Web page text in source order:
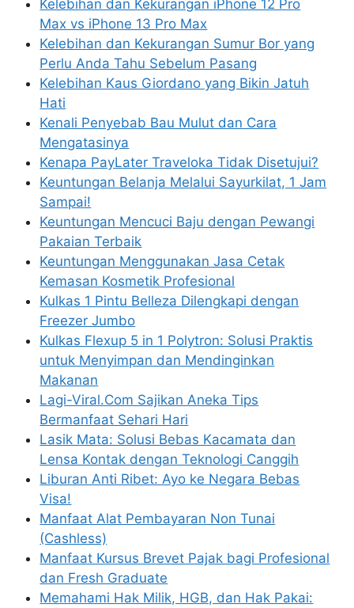
Kelebihan dan Kekurangan iPhone 12 Pro
Max vs iPhone 13 Pro Max
Kelebihan dan Kekurangan Sumur Bor yang
Perlu Anda Tahu Sebelum Pasang
Kelebihan Kaus Giordano yang Bikin Jatuh
Hati
Kenali Penyebab Bau Mulut dan Cara
Mengatasinya
Kenapa PayLater Traveloka Tidak Disetujui?
Keuntungan Belanja Melalui Sayurkilat, 1 Jam
Sampai!
Keuntungan Mencuci Baju dengan Pewangi
Pakaian Terbaik
Keuntungan Menggunakan Jasa Cetak
Kemasan Kosmetik Profesional
Kulkas 1 Pintu Belleza Dilengkapi dengan
Freezer Jumbo
Kulkas Flexup 5 in 1 Polytron: Solusi Praktis
untuk Menyimpan dan Mendinginkan
Makanan
Lagi-Viral.Com Sajikan Aneka Tips
Bermanfaat Sehari Hari
Lasik Mata: Solusi Bebas Kacamata dan
Lensa Kontak dengan Teknologi Canggih
Liburan Anti Ribet: Ayo ke Negara Bebas
Visa!
Manfaat Alat Pembayaran Non Tunai
(Cashless)
Manfaat Kursus Brevet Pajak bagi Profesional
dan Fresh Graduate
Memahami Hak Milik, HGB, dan Hak Pakai: